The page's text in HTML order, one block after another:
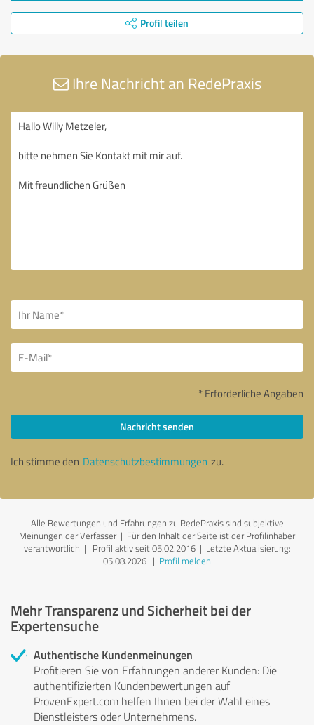
Profil teilen
Ihre Nachricht an RedePraxis
* Erforderliche Angaben
Nachricht senden
Ich stimme den Datenschutzbestimmungen zu.
Alle Bewertungen und Erfahrungen zu RedePraxis sind subjektive
Meinungen der Verfasser | Für den Inhalt der Seite ist der Profilinhaber
verantwortlich | Profil aktiv seit 05.02.2016 | Letzte Aktualisierung:
05.08.2026 | Profil melden
Mehr Transparenz und Sicherheit bei der
Expertensuche
Authentische Kundenmeinungen
Profitieren Sie von Erfahrungen anderer Kunden: Die
authentifizierten Kundenbewertungen auf
ProvenExpert.com helfen Ihnen bei der Wahl eines
Dienstleisters oder Unternehmens.